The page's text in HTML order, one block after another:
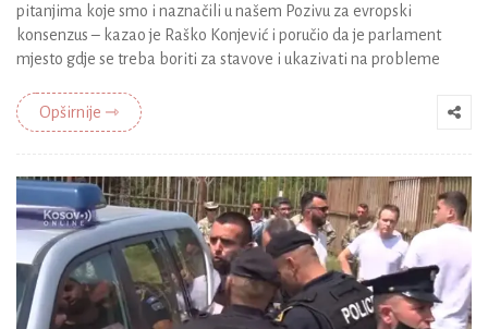
pitanjima koje smo i naznačili u našem Pozivu za evropski
konsenzus – kazao je Raško Konjević i poručio da je parlament
mjesto gdje se treba boriti za stavove i ukazivati na probleme
Opširnije ⇾